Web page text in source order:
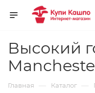
Высокий
Главная — Каталог —